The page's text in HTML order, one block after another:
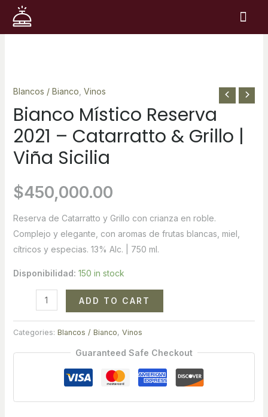
Blancos / Bianco Vinos
Bianco Místico Reserva
2021 – Catarratto & Grillo |
Viña Sicilia
$450,000.00
Reserva de Catarratto y Grillo con crianza en roble.
Complejo y elegante, con aromas de frutas blancas, miel,
cítricos y especias. 13% Alc. | 750 ml.
Disponibilidad: 150 in stock
–
Catarratto
Grillo
Viña
quantity
ADD TO CART
Categories: Blancos / Bianco, Vinos
Guaranteed Safe Checkout